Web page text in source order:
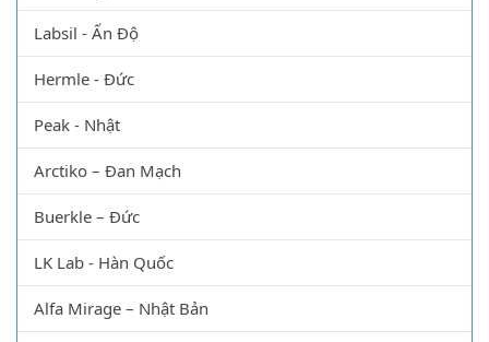
Labsil - Ấn Độ
Hermle - Đức
Peak - Nhật
Arctiko – Đan Mạch
Buerkle – Đức
LK Lab - Hàn Quốc
Alfa Mirage – Nhật Bản